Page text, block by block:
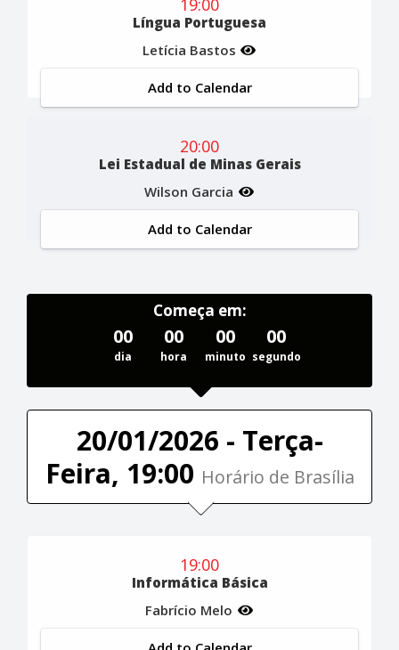
Língua Portuguesa
Letícia Bastos
Add to Calendar
20:00
Lei Estadual de Minas Gerais
Wilson Garcia
Add to Calendar
Começa em:
00
dia
00
hora
00
minuto
00
segundo
20/01/2026 - Terça-
Feira, 19:00 Horário de Brasília
19:00
Informática Básica
Fabrício Melo